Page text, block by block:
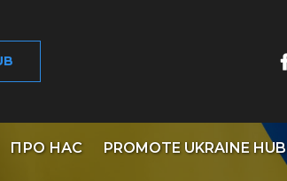
ПРО НАС PROMOTE UKRAINE HUB